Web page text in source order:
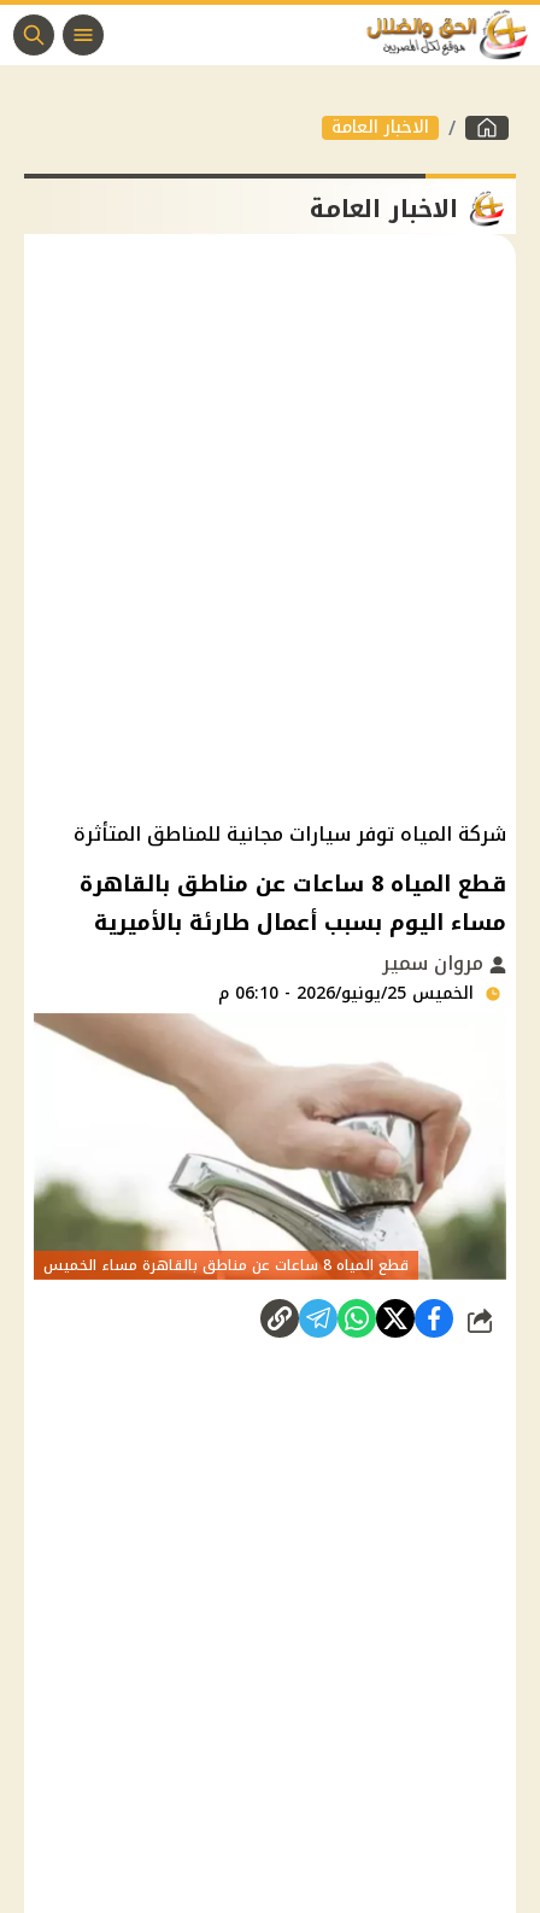
الاخبار العامة
الاخبار العامة
شركة المياه توفر سيارات مجانية للمناطق المتأثرة
قطع المياه 8 ساعات عن مناطق بالقاهرة
مساء اليوم بسبب أعمال طارئة بالأميرية
مروان سمير
الخميس 25/يونيو/2026 - 06:10 م
قطع المياه 8 ساعات عن مناطق بالقاهرة مساء الخميس
شارك